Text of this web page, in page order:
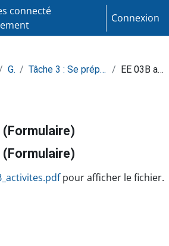
la saisie de recherche
connecté
Connexion
Général Tâche 3 : Se préparer à une entrevue de sélection EE 03B activités (Formulaire)
(Formulaire)
(Formulaire)
pour afficher le fichier.